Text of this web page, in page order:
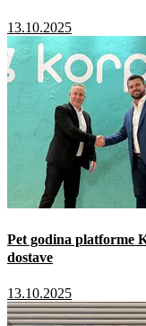
13.10.2025
Pet godina platforme
dostave
13.10.2025